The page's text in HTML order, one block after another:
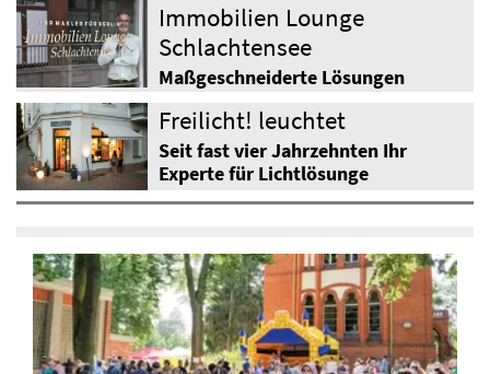
Immobilien Lounge
Schlachtensee
Maßgeschneiderte Lösungen
Freilicht! leuchtet
Seit fast vier Jahrzehnten Ihr
Experte für Lichtlösunge